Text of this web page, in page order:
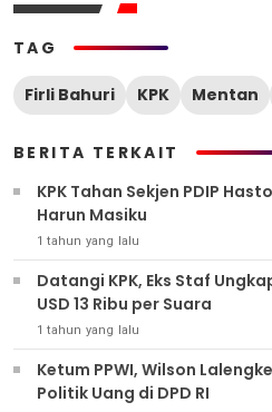
TAG
Firli Bahuri KPK Mentan
BERITA TERKAIT
KPK Tahan Sekjen PDIP
Harun Masiku
1 tahun yang lalu
Datangi KPK, Eks Staf
USD 13 Ribu per Suara
1 tahun yang lalu
Ketum PPWI, Wilson
Politik Uang di DPD RI